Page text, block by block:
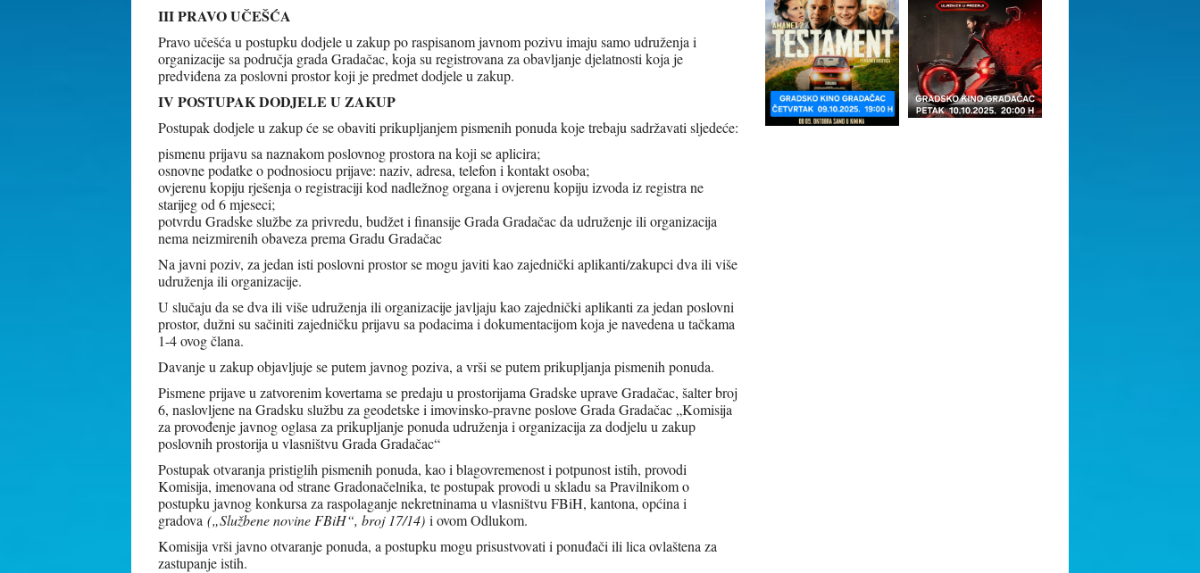
III PRAVO UČEŠĆA
Pravo učešća u postupku dodjele u zakup po raspisanom javnom pozivu imaju samo udruženja i
organizacije sa područja grada Gradačac, koja su registrovana za obavljanje djelatnosti koja je
predviđena za poslovni prostor koji je predmet dodjele u zakup.
IV POSTUPAK DODJELE U ZAKUP
Postupak dodjele u zakup će se obaviti prikupljanjem pismenih ponuda koje trebaju sadržavati sljedeće:
pismenu prijavu sa naznakom poslovnog prostora na koji se aplicira;
osnovne podatke o podnosiocu prijave: naziv, adresa, telefon i kontakt osoba;
ovjerenu kopiju rješenja o registraciji kod nadležnog organa i ovjerenu kopiju izvoda iz registra ne
starijeg od 6 mjeseci;
potvrdu Gradske službe za privredu, budžet i finansije Grada Gradačac da udruženje ili organizacija
nema neizmirenih obaveza prema Gradu Gradačac
Na javni poziv, za jedan isti poslovni prostor se mogu javiti kao zajednički aplikanti/zakupci dva ili više
udruženja ili organizacije.
U slučaju da se dva ili više udruženja ili organizacije javljaju kao zajednički aplikanti za jedan poslovni
prostor, dužni su sačiniti zajedničku prijavu sa podacima i dokumentacijom koja je navedena u tačkama
1-4 ovog člana.
Davanje u zakup objavljuje se putem javnog poziva, a vrši se putem prikupljanja pismenih ponuda.
Pismene prijave u zatvorenim kovertama se predaju u prostorijama Gradske uprave Gradačac, šalter broj
6, naslovljene na Gradsku službu za geodetske i imovinsko-pravne poslove Grada Gradačac „Komisija
za provođenje javnog oglasa za prikupljanje ponuda udruženja i organizacija za dodjelu u zakup
poslovnih prostorija u vlasništvu Grada Gradačac“
Postupak otvaranja pristiglih pismenih ponuda, kao i blagovremenost i potpunost istih, provodi
Komisija, imenovana od strane Gradonačelnika, te postupak provodi u skladu sa Pravilnikom o
postupku javnog konkursa za raspolaganje nekretninama u vlasništvu FBiH, kantona, općina i
gradova („Službene novine FBiH“, broj 17/14) i ovom Odlukom.
Komisija vrši javno otvaranje ponuda, a postupku mogu prisustvovati i ponuđači ili lica ovlaštena za
zastupanje istih.